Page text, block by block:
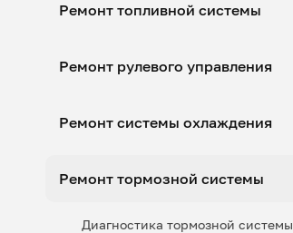
Ремонт топливной системы
Ремонт рулевого управления
Ремонт системы охлаждения
Ремонт тормозной системы
Диагностика тормозной системы